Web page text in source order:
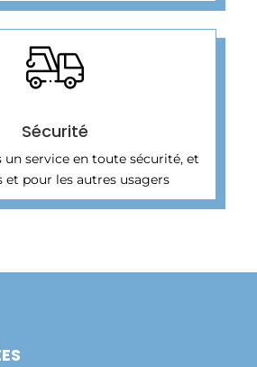
Sécurité
un service en toute sécurité, et
et pour les autres usagers